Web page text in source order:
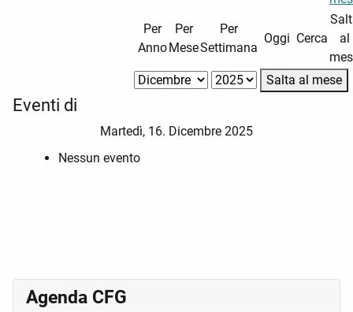
Per
Anno
Per
Mese
Per
Settimana
Oggi Cerca
al
Salta al mese
Eventi di
Martedì, 16. Dicembre 2025
Nessun evento
Agenda CFG